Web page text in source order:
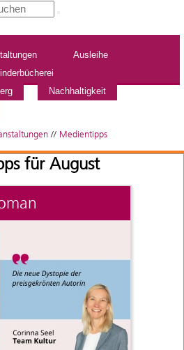
Ausleihe
Nachhaltigkeit
// Medientipps
für August